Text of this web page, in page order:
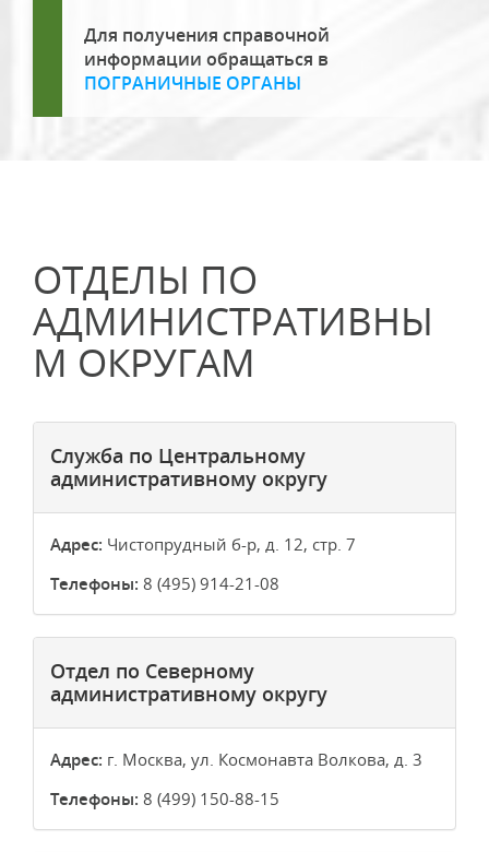
Для получения справочной
информации обращаться в
ПОГРАНИЧНЫЕ ОРГАНЫ
ОТДЕЛЫ ПО
АДМИНИСТРАТИВНЫ
М ОКРУГАМ
Служба по Центральному
административному округу
Адрес: Чистопрудный б-р, д. 12, стр. 7
Телефоны: 8 (495) 914-21-08
Отдел по Северному
административному округу
Адрес: г. Москва, ул. Космонавта Волкова, д. 3
Телефоны: 8 (499) 150-88-15